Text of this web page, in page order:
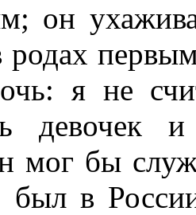
он
я не
девочек
мог бы
в